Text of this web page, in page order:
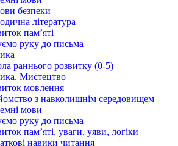
безпеки
література
пам’яті
руку до письма
раннього розвитку (0-5)
Мистецтво
мовлення
з навколишнім середовищем
мови
руку до письма
пам’яті, уваги, уяви, логіки
навики читання